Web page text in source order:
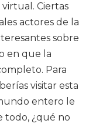
Ciertas
actores de la
sobre
en que la
Para
visitar esta
entero le
todo, ¿qué no